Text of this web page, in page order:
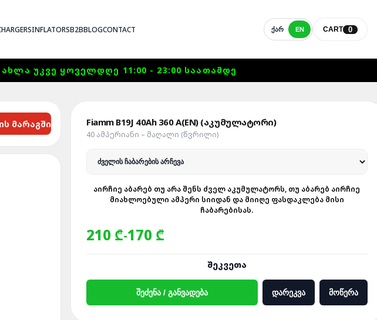
INFLATORSB2BBLOGCONTACT ᲥᲐᲠ EN CART 0
ᲣᲙᲕᲔ ᲧᲝᲕᲔᲚᲓᲦᲔ 11:00 - 23:00 ᲡᲐᲐᲗᲐᲛᲓᲔ
მარაგში Fiamm B19J 40Ah 360 A(EN) (აკუმულატორი)
40 ᲐᲛᲞᲔᲠᲘᲐᲜᲘ – ᲛᲐᲦᲐᲚᲘ (ᲬᲕᲠᲘᲚᲘ)
ᲐᲘᲠᲩᲘᲔ ᲐᲑᲐᲠᲔᲑ ᲗᲣ ᲐᲠᲐ ᲨᲔᲜᲡ ᲫᲕᲔᲚ ᲐᲙᲣᲛᲣᲚᲐᲢᲝᲠᲡ, ᲗᲣ ᲐᲑᲐᲠᲔᲑ ᲐᲘᲠᲩᲘᲔ
ᲛᲘᲐᲮᲚᲝᲔᲑᲣᲚᲘ ᲐᲛᲞᲔᲠᲘ ᲡᲘᲘᲓᲐᲜ ᲓᲐ ᲛᲘᲘᲦᲔ ᲤᲐᲡᲓᲐᲙᲚᲔᲑᲐ ᲛᲘᲡᲘ
ᲩᲐᲑᲐᲠᲔᲑᲘᲡᲐᲡ.
210 ₾-170 ₾
ᲨᲔᲙᲕᲔᲗᲐ
ᲨᲔᲫᲔᲜᲐ / ᲒᲐᲜᲕᲐᲓᲔᲑᲐ ᲓᲐᲠᲔᲙᲕᲐ ᲛᲝᲬᲔᲠᲐ